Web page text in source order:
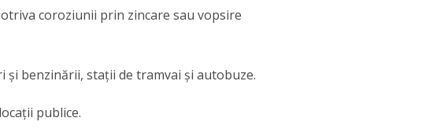
coroziunii prin zincare sau vopsire
și benzinării, stații de tramvai și autobuze.
publice.